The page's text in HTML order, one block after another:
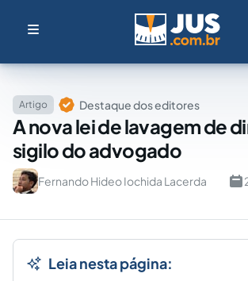
Artigo Destaque dos editores
A nova lei de lavagem de
sigilo do advogado
Fernando Hideo Iochida Lacerda
Leia nesta página: